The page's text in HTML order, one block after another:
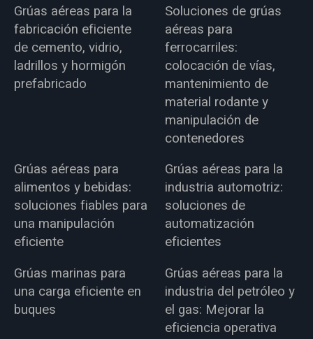
Grúas aéreas para la
fabricación eficiente
de cemento, vidrio,
ladrillos y hormigón
prefabricado
Soluciones de grúas
aéreas para
ferrocarriles:
colocación de vías,
mantenimiento de
material rodante y
manipulación de
contenedores
Grúas aéreas para
alimentos y bebidas:
soluciones fiables para
una manipulación
eficiente
Grúas aéreas para la
industria automotriz:
soluciones de
automatización
eficientes
Grúas marinas para
una carga eficiente en
buques
Grúas aéreas para la
industria del petróleo y
el gas: Mejorar la
eficiencia operativa